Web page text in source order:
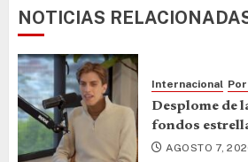
NOTICIAS
Internacional
Desplome de
fondos
AGOSTO 7,